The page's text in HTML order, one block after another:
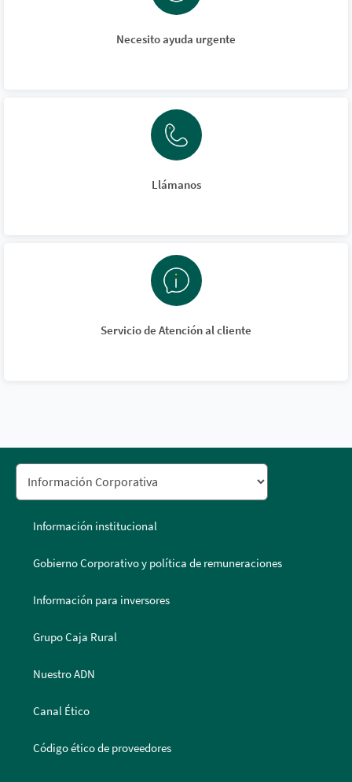
Necesito ayuda urgente
Llámanos
Servicio de Atención al cliente
Información institucional
Gobierno Corporativo y política de remuneraciones
Información para inversores
Grupo Caja Rural
Nuestro ADN
Canal Ético
Código ético de proveedores